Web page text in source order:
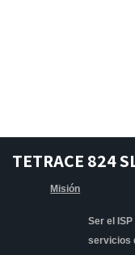
TETRACE 824
Misión
Ser el
servicios